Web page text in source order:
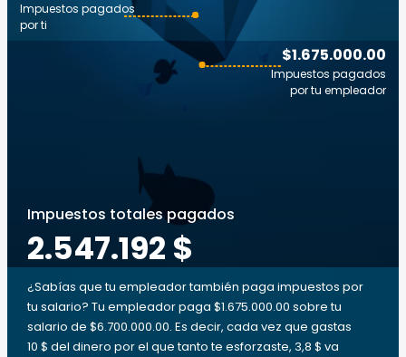
$1.675.000.00
Impuestos pagados
por tu empleador
Impuestos pagados
por ti
Impuestos totales pagados
2.547.192 $
¿Sabías que tu empleador también paga impuestos por
tu salario? Tu empleador paga $1.675.000.00 sobre tu
salario de $6.700.000.00. Es decir, cada vez que gastas
10 $ del dinero por el que tanto te esforzaste, 3,8 $ va